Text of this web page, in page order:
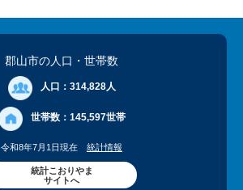
郡山市の人口 ・世帯数
人口： 314,828人
世帯数： 145,597世帯
令和8年7月1日現在 統計情報
統計こおりやま
サイトへ